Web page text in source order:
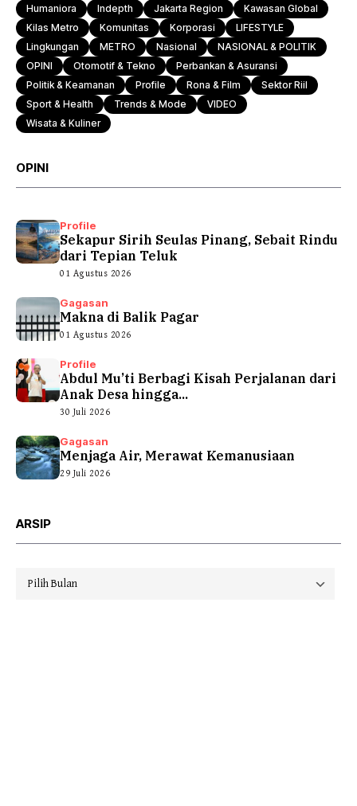
Humaniora Indepth Jakarta Region
Kawasan Global
Kilas Metro
Komunitas Korporasi
LIFESTYLE
Lingkungan
METRO Nasional
NASIONAL & POLITIK
OPINI
Otomotif & Tekno
Perbankan & Asuransi
Politik & Keamanan
Profile Rona & Film
Sektor Riil
Sport & Health
Trends & Mode
VIDEO
Wisata & Kuliner
OPINI
Profile
Sekapur Sirih Seulas Pinang, Sebait Rindu
dari Tepian Teluk
01 Agustus 2026
Gagasan
Makna di Balik Pagar
01 Agustus 2026
Profile
Abdul Mu’ti Berbagi Kisah Perjalanan dari
Anak Desa hingga...
30 Juli 2026
Gagasan
Menjaga Air, Merawat Kemanusiaan
29 Juli 2026
ARSIP
Arsip